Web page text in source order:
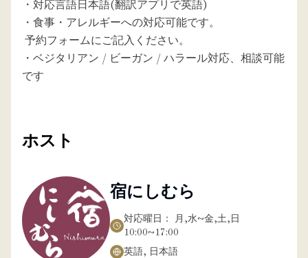
・対応言語日本語(翻訳アプリで英語)
・食事・アレルギーへの対応可能です。
・ベジタリアン / ビーガン / ハラール対応、相談可能
です
ホスト
宿にしむら
対応曜日：
月,水~金,土,日
10:00~17:00
英語, 日本語